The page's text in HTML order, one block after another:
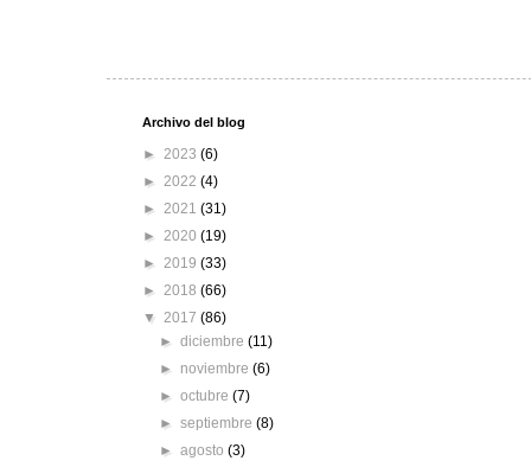
Archivo del blog
► 2023 (6)
► 2022 (4)
► 2021 (31)
► 2020 (19)
► 2019 (33)
► 2018 (66)
▼ 2017 (86)
►diciembre(11)
► noviembre(6)
►octubre(7)
►septiembre(8)
►agosto(3)